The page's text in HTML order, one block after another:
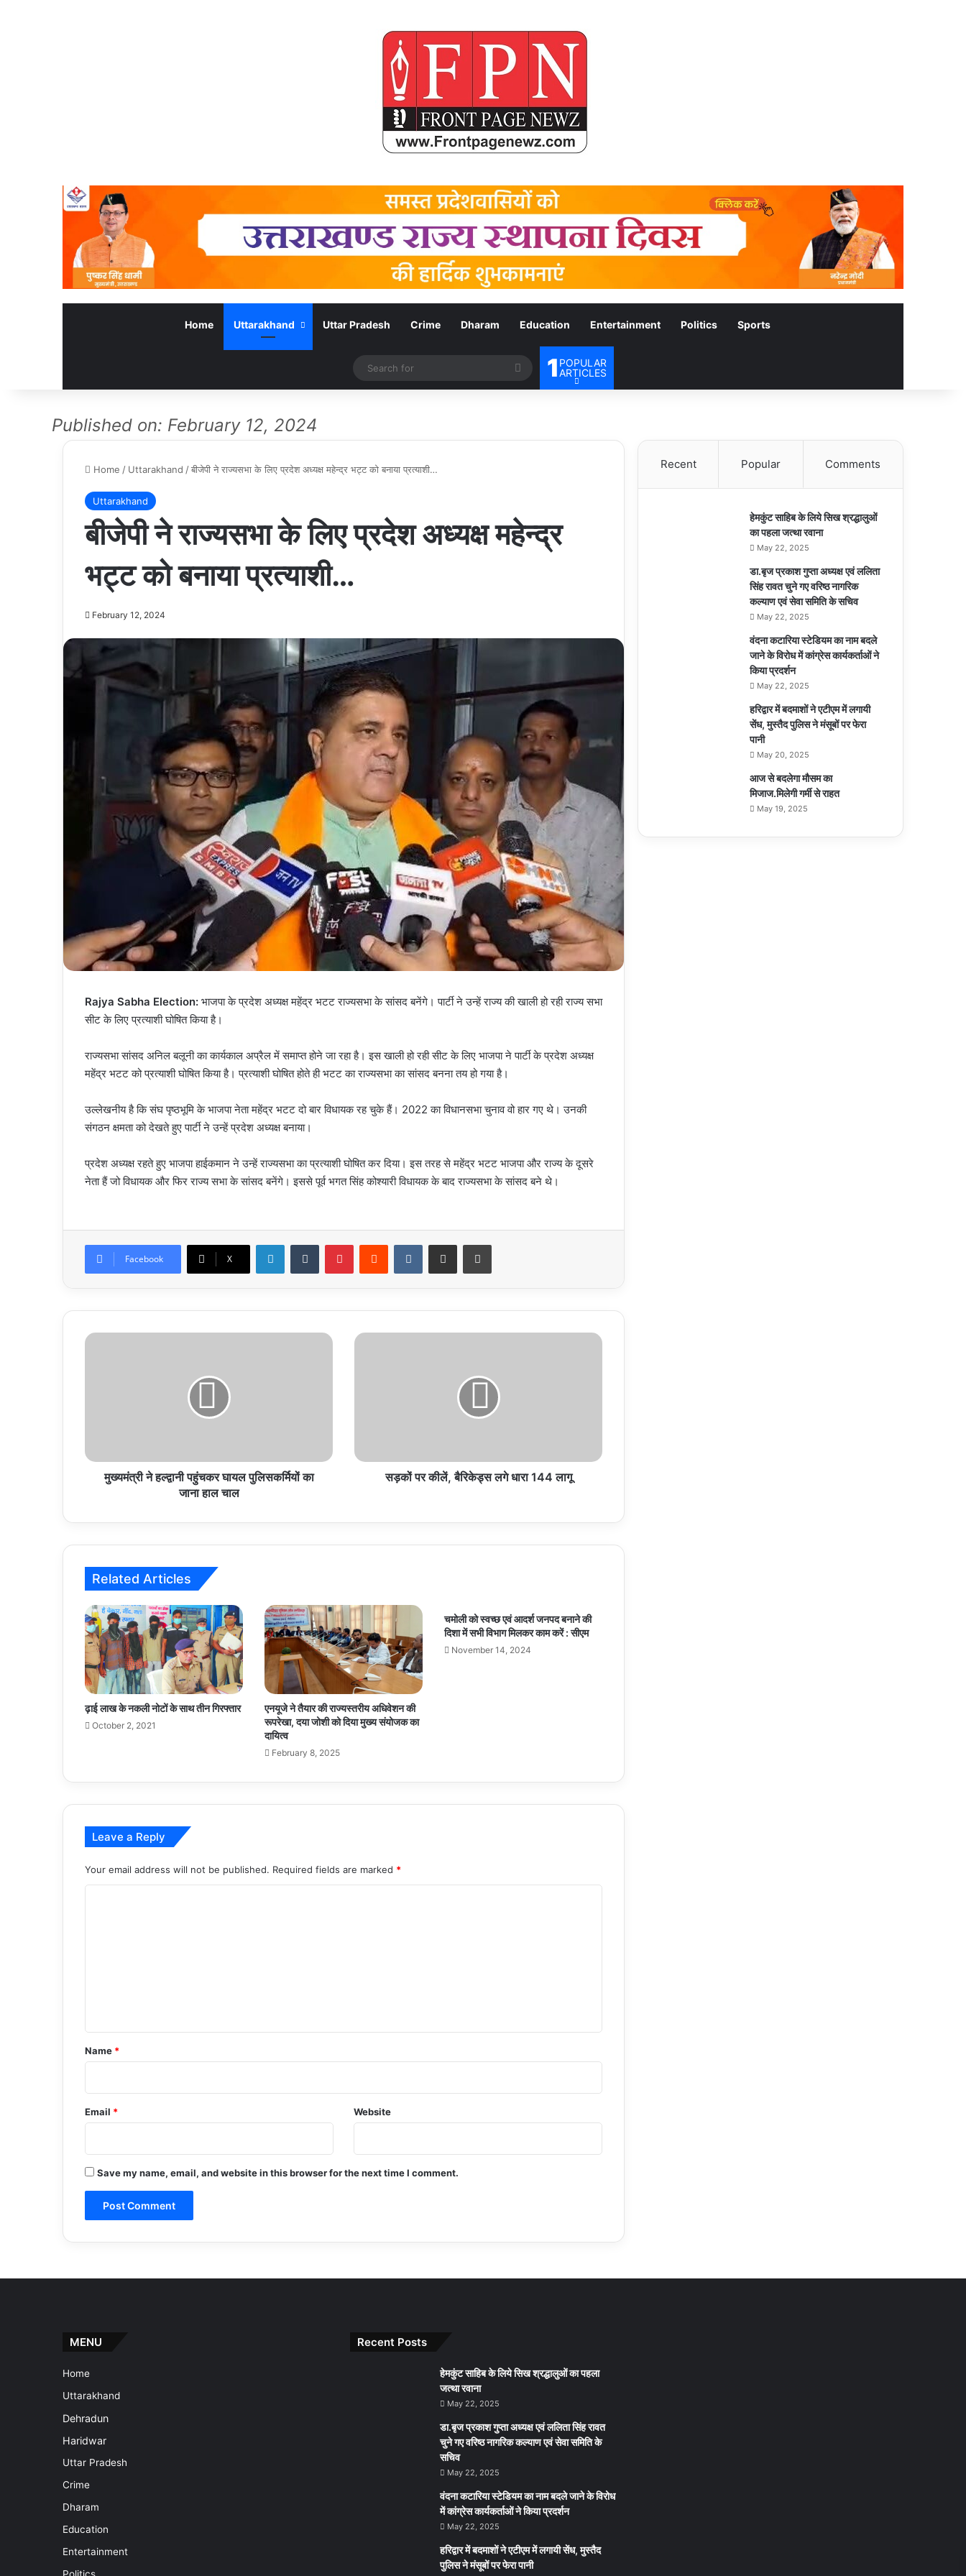
Home Uttarakhand Uttar Pradesh Crime Dharam Education Entertainment Politics Sports
Search
for
1 POPULAR
ARTICLES
Published on: February 12, 2024
Home / Uttarakhand /बीजेपी ने राज्यसभा के लिए प्रदेश अध्यक्ष महेन्द्र भट्ट को बनाया प्रत्याशी…
Uttarakhand
बीजेपी ने राज्यसभा के लिए प्रदेश अध्यक्ष महेन्द्र
भट्ट को बनाया प्रत्याशी…
February 12, 2024
Rajya Sabha Election: भाजपा के प्रदेश अध्यक्ष महेंद्र भटट राज्यसभा के सांसद बनेंगे। पार्टी ने उन्हें राज्य की खाली हो रही राज्य सभा
सीट के लिए प्रत्याशी घोषित किया है।
राज्यसभा सांसद अनिल बलूनी का कार्यकाल अप्रैल में समाप्त होने जा रहा है। इस खाली हो रही सीट के लिए भाजपा ने पार्टी के प्रदेश अध्यक्ष
महेंद्र भटट को प्रत्याशी घोषित किया है। प्रत्याशी घोषित होते ही भटट का राज्यसभा का सांसद बनना तय हो गया है।
उल्लेखनीय है कि संघ पृष्ठभूमि के भाजपा नेता महेंद्र भटट दो बार विधायक रह चुके हैं। 2022 का विधानसभा चुनाव वो हार गए थे। उनकी
संगठन क्षमता को देखते हुए पार्टी ने उन्हें प्रदेश अध्यक्ष बनाया।
प्रदेश अध्यक्ष रहते हुए भाजपा हाईकमान ने उन्हें राज्यसभा का प्रत्याशी घोषित कर दिया। इस तरह से महेंद्र भटट भाजपा और राज्य के दूसरे
नेता हैं जो विधायक और फिर राज्य सभा के सांसद बनेंगे। इससे पूर्व भगत सिंह कोश्यारी विधायक के बाद राज्यसभा के सांसद बने थे।
Facebook X
LinkedInTumblr PinterestReddit VKontakteShare via Email Print
मुख्यमंत्री
हाल
मुख्यमंत्री ने हल्द्वानी पहुंचकर घायल पुलिसकर्मियों का
जाना हाल चाल
सड़कों
सड़कों पर कीलें, बैरिकेड्स लगे धारा 144 लागू
Related Articles
ढ़ाई लाख के नकली नोटों के साथ तीन गिरफ्तार
October 2, 2021
एनयूजे ने तैयार की राज्यस्तरीय अधिवेशन की
रूपरेखा, दया जोशी को दिया मुख्य संयोजक का
दायित्व
February 8, 2025
चमोली को स्वच्छ एवं आदर्श जनपद बनाने की
दिशा में सभी विभाग मिलकर काम करें : सीएम
November 14, 2024
Leave a Reply
Your email address will not be published. Required fields are marked *
*
Name *
Email * Website
Save my name, email, and website in this browser for the next time I comment.
Recent Popular Comments
हेमकुंट साहिब के लिये सिख श्रद्धालुओं
का पहला जत्था रवाना
May 22, 2025
डा.बृज प्रकाश गुप्ता अध्यक्ष एवं ललिता
सिंह रावत चुने गए वरिष्ठ नागरिक
कल्याण एवं सेवा समिति के सचिव
May 22, 2025
वंदना कटारिया स्टेडियम का नाम बदले
जाने के विरोध में कांग्रेस कार्यकर्ताओं ने
किया प्रदर्शन
May 22, 2025
हरिद्वार में बदमाशों ने एटीएम में लगायी
सेंध, मुस्तैद पुलिस ने मंसूबों पर फेरा
पानी
May 20, 2025
आज से बदलेगा मौसम का
मिजाज.मिलेगी गर्मी से राहत
May 19, 2025
MENU
Home
Uttarakhand
Dehradun
Haridwar
Uttar Pradesh
Crime
Dharam
Education
Entertainment
Recent Posts
हेमकुंट साहिब के लिये सिख श्रद्धालुओं का पहला
जत्था रवाना
May 22, 2025
डा.बृज प्रकाश गुप्ता अध्यक्ष एवं ललिता सिंह रावत
चुने गए वरिष्ठ नागरिक कल्याण एवं सेवा समिति के
सचिव
May 22, 2025
वंदना कटारिया स्टेडियम का नाम बदले जाने के विरोध
में कांग्रेस कार्यकर्ताओं ने किया प्रदर्शन
May 22, 2025
हरिद्वार में बदमाशों ने एटीएम में लगायी सेंध, मुस्तैद
पुलिस ने मंसूबों पर फेरा पानी